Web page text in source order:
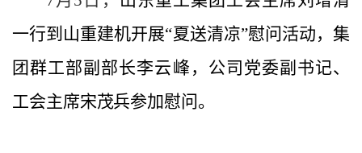
一行到山重建机开展“夏送清凉”慰问活动，集
团群工部副部长李云峰，公司党委副书记、
工会主席宋茂兵参加慰问。